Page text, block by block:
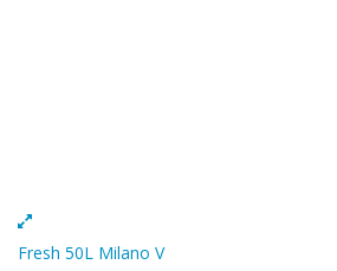
Fresh 50L Milano V